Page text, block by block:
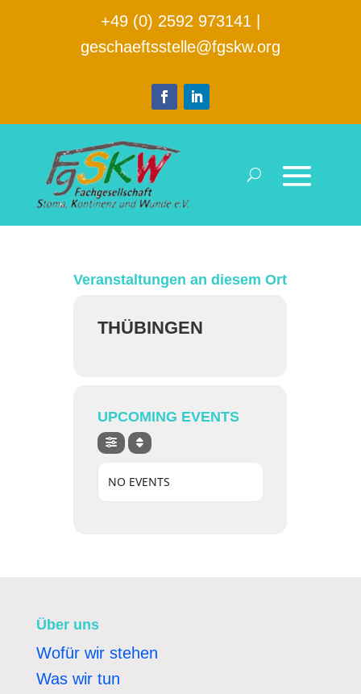
+49 (0) 2592 973141
geschaeftsstelle@fgskw.org
Veranstaltungen an diesem Ort
THÜBINGEN
UPCOMING EVENTS
NO EVENTS
Über uns
Wofür wir stehen
Was wir tun